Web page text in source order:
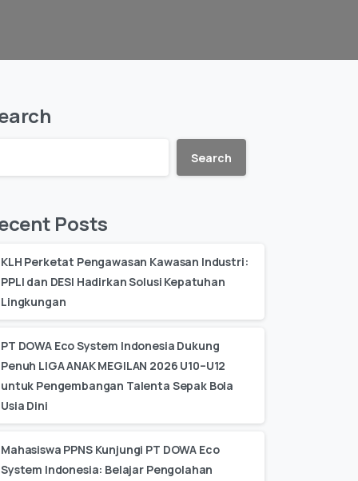
Search
Posts
KLH Perketat Pengawasan Kawasan Industri:
PPLI dan DESI Hadirkan Solusi Kepatuhan
Lingkungan
PT DOWA Eco System Indonesia Dukung
Penuh LIGA ANAK MEGILAN 2026 U10–U12
untuk Pengembangan Talenta Sepak Bola
Usia Dini
Mahasiswa PPNS Kunjungi PT DOWA Eco
System Indonesia: Belajar Pengolahan